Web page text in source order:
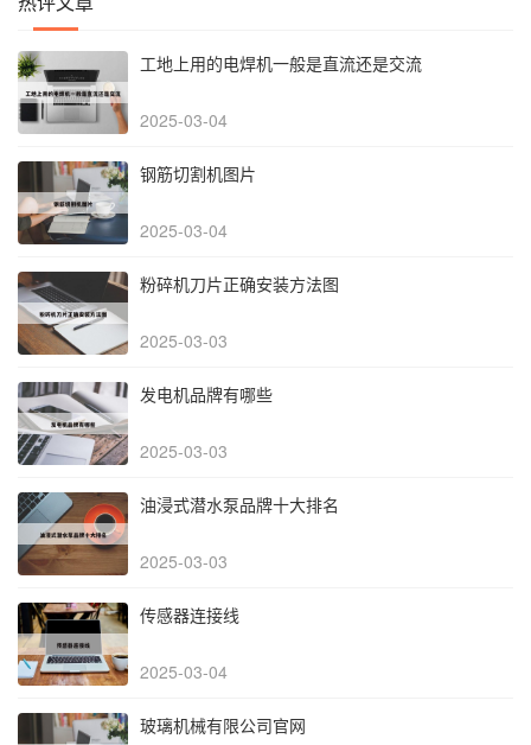
工地上用的电焊机一般是直流还是交流
2025-03-04
钢筋切割机图片
2025-03-04
粉碎机刀片正确安装方法图
2025-03-03
发电机品牌有哪些
2025-03-03
油浸式潜水泵品牌十大排名
2025-03-03
传感器连接线
2025-03-04
玻璃机械有限公司官网